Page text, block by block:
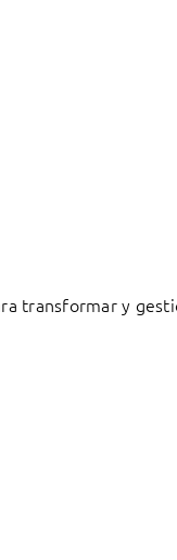
transformar y